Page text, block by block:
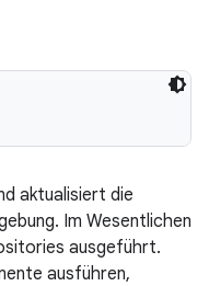
aktualisiert die
Im Wesentlichen
ausgeführt.
ausführen,